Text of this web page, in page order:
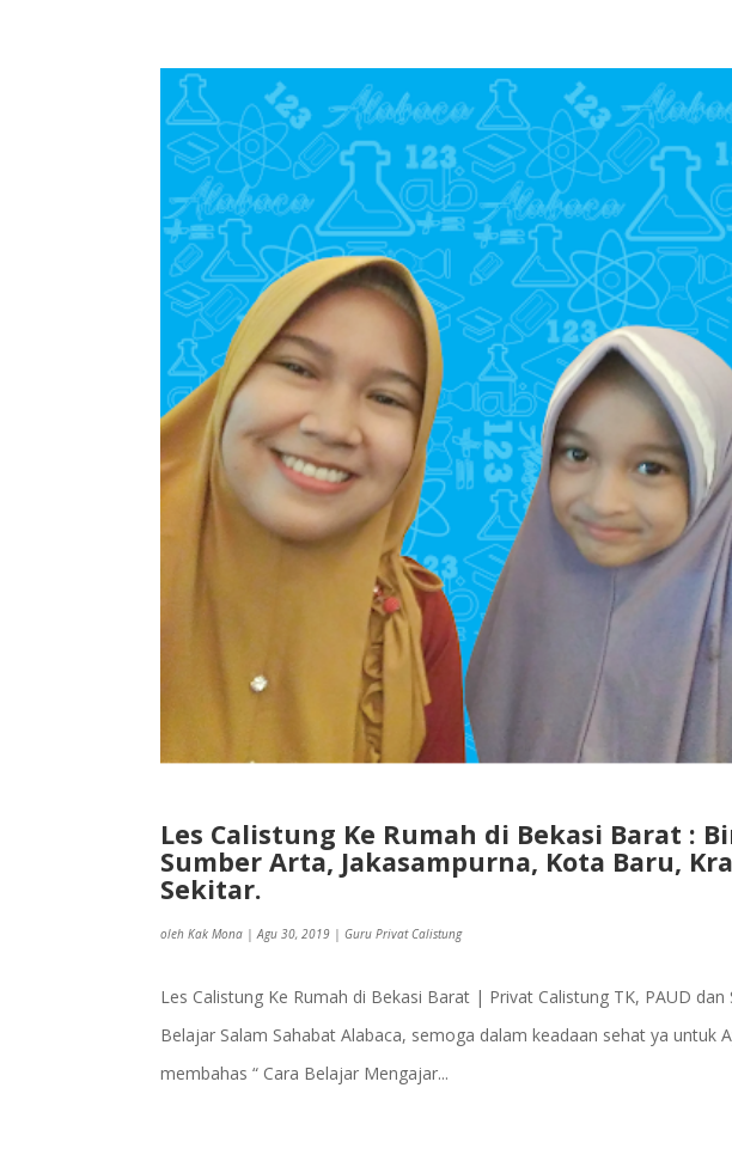
Les Calistung Ke Rumah di Bekasi Barat :
Sumber Arta, Jakasampurna, Kota Baru,
Sekitar.
olehKak Mona |Agu 30, 2019 |Guru Privat Calistung
Les Calistung Ke Rumah di Bekasi Barat | Privat Calistung TK, PAUD
Belajar Salam Sahabat Alabaca, semoga dalam keadaan sehat ya untuk
membahas “ Cara Belajar Mengajar...